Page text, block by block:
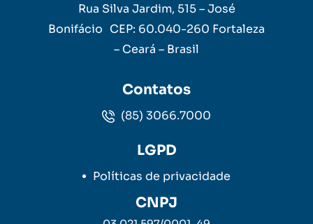
Rua Silva Jardim, 515 – José
Bonifácio CEP: 60.040-260 Fortaleza
– Ceará – Brasil
Contatos
(85) 3066.7000
LGPD
Políticas de privacidade
CNPJ